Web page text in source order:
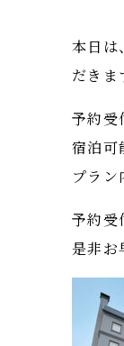
本日は
だきま
予約受
宿泊可
プラン
予約受
是非お